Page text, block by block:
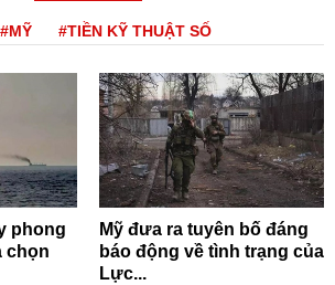
#MỸ #TIỀN KỸ THUẬT SỐ
phong
chọn
Mỹ đưa ra tuyên bố đáng
báo động về tình trạng của
Lực...